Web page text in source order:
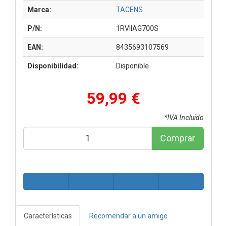
Marca: TACENS
P/N: 1RVIIAG700S
EAN: 8435693107569
Disponibilidad: Disponible
59,99 €
*IVA Incluido
Comprar
Características Recomendar a un amigo